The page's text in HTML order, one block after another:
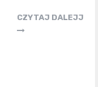
CZYTAJ DALEJJ